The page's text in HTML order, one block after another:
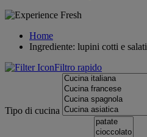
Home
Ingrediente: lupini cotti e salati
Filtro rapido
Tipo di cucina